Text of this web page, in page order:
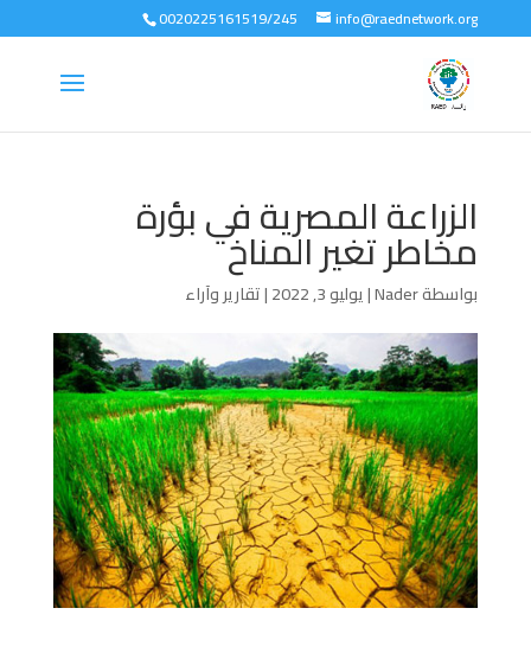
0020225161519/245 info@raednetwork.org
الزراعة المصرية في بؤرة
مخاطر تغير المناخ
بواسطةNader
|يوليو 3, 2022 |تقارير وآراء